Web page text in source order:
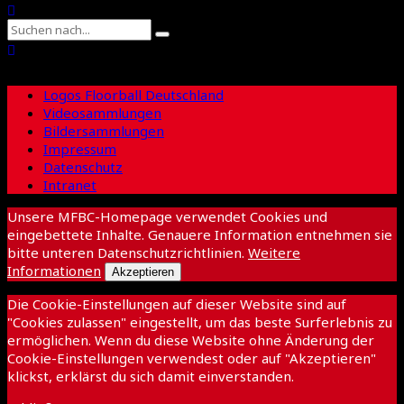
Logos Floorball Deutschland
Videosammlungen
Bildersammlungen
Impressum
Datenschutz
Intranet
Unsere MFBC-Homepage verwendet Cookies und
eingebettete Inhalte. Genauere Information entnehmen sie
bitte unteren Datenschutzrichtlinien. Weitere
Informationen
Akzeptieren
Die Cookie-Einstellungen auf dieser Website sind auf
"Cookies zulassen" eingestellt, um das beste Surferlebnis zu
ermöglichen. Wenn du diese Website ohne Änderung der
Cookie-Einstellungen verwendest oder auf "Akzeptieren"
klickst, erklärst du sich damit einverstanden.